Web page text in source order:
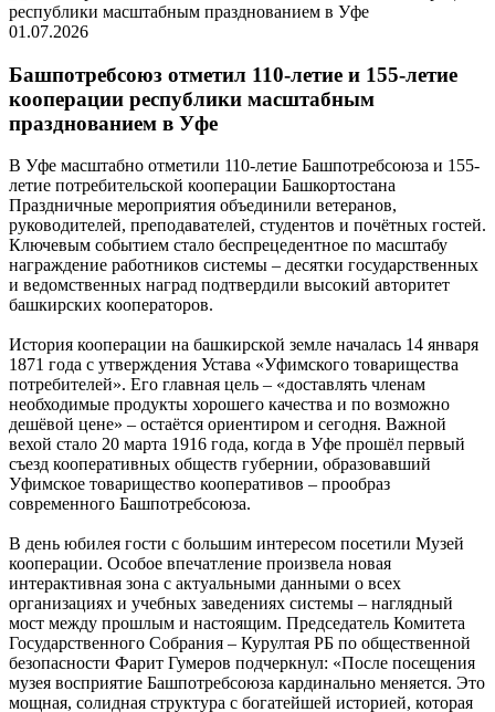
01.07.2026
Башпотребсоюз отметил 110-летие и 155-летие
кооперации республики масштабным
празднованием в Уфе
В Уфе масштабно отметили 110-летие Башпотребсоюза и 155-
летие потребительской кооперации Башкортостана
Праздничные мероприятия объединили ветеранов,
руководителей, преподавателей, студентов и почётных гостей.
Ключевым событием стало беспрецедентное по масштабу
награждение работников системы – десятки государственных
и ведомственных наград подтвердили высокий авторитет
башкирских кооператоров.
История кооперации на башкирской земле началась 14 января
1871 года с утверждения Устава «Уфимского товарищества
потребителей». Его главная цель – «доставлять членам
необходимые продукты хорошего качества и по возможно
дешёвой цене» – остаётся ориентиром и сегодня. Важной
вехой стало 20 марта 1916 года, когда в Уфе прошёл первый
съезд кооперативных обществ губернии, образовавший
Уфимское товарищество кооперативов – прообраз
современного Башпотребсоюза.
В день юбилея гости с большим интересом посетили Музей
кооперации. Особое впечатление произвела новая
интерактивная зона с актуальными данными о всех
организациях и учебных заведениях системы – наглядный
мост между прошлым и настоящим. Председатель Комитета
Государственного Собрания – Курултая РБ по общественной
безопасности Фарит Гумеров подчеркнул: «После посещения
музея восприятие Башпотребсоюза кардинально меняется. Это
мощная, солидная структура с богатейшей историей, которая